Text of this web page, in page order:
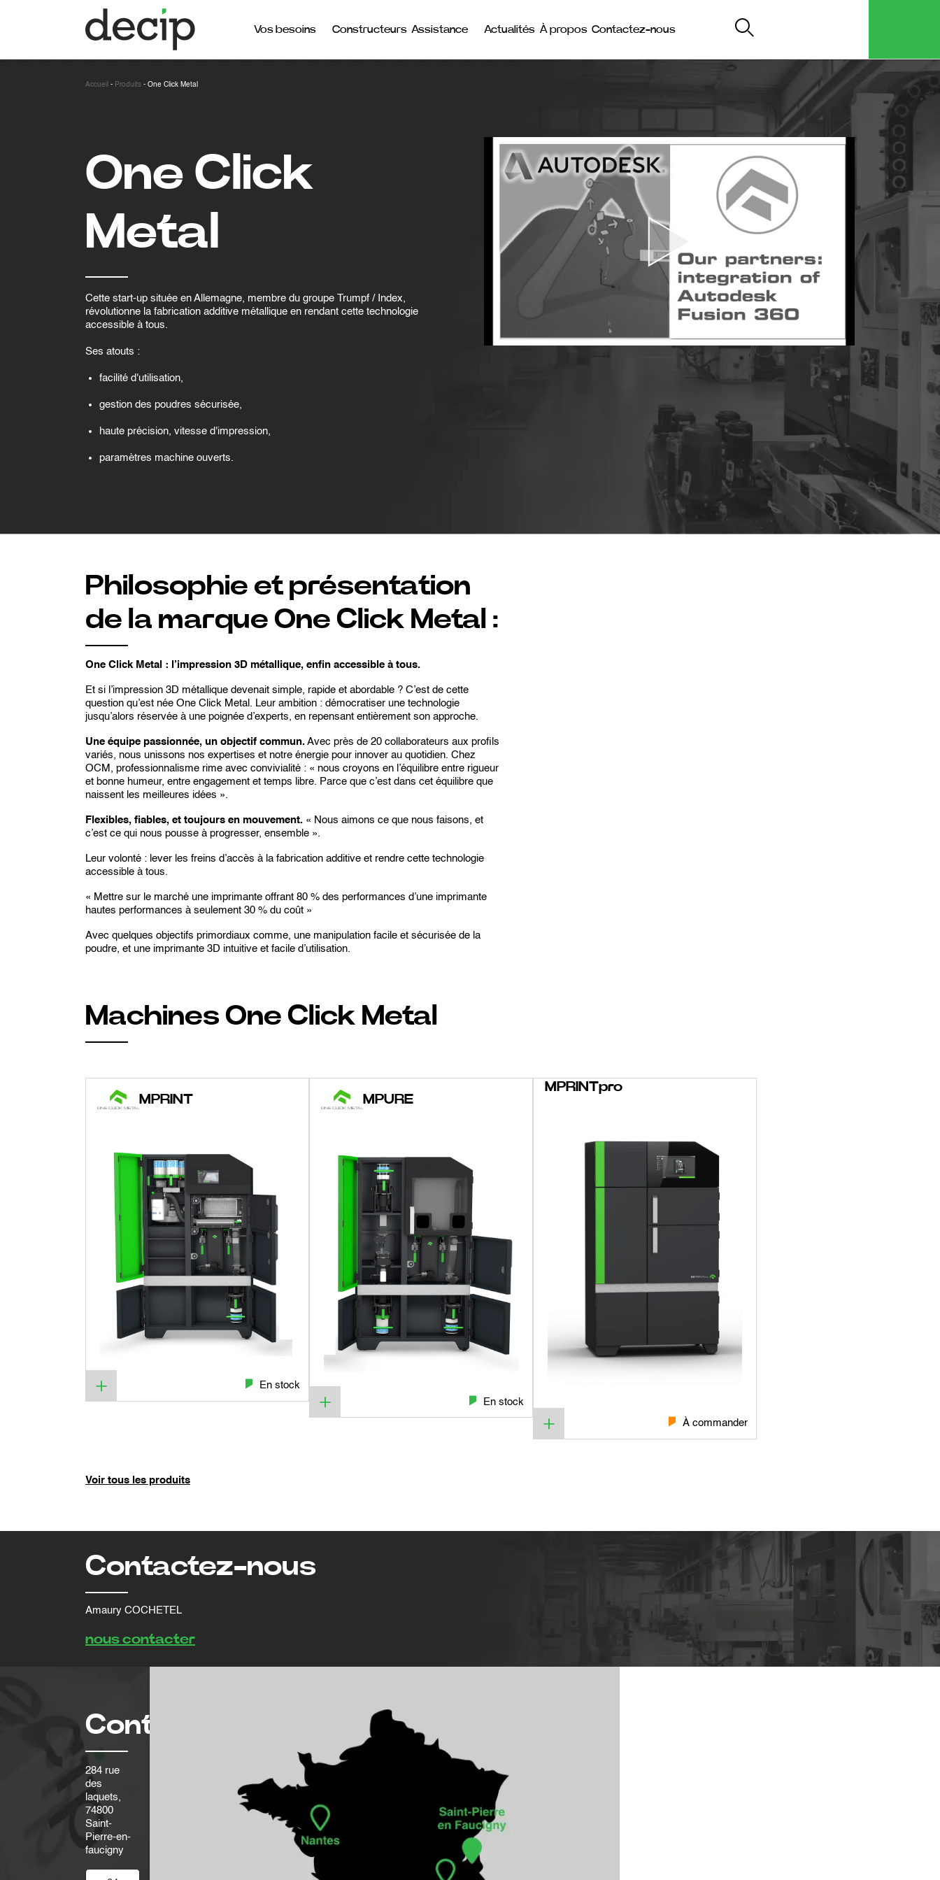
Vos besoins Constructeurs Assistance Actualités À propos Contactez-nous
Accueil - Produits - One Click Metal
One Click
Metal
Cette start-up située en Allemagne, membre du groupe Trumpf / Index,
révolutionne la fabrication additive métallique en rendant cette technologie
accessible à tous.
Ses atouts :
facilité d'utilisation,
gestion des poudres sécurisée,
haute précision, vitesse d'impression,
paramètres machine ouverts.
Philosophie et présentation
de la marque One Click Metal :
One Click Metal : l’impression 3D métallique, enfin accessible à tous.
Et si l’impression 3D métallique devenait simple, rapide et abordable ? C’est de cette
question qu’est née One Click Metal. Leur ambition : démocratiser une technologie
jusqu’alors réservée à une poignée d’experts, en repensant entièrement son approche.
Une équipe passionnée, un objectif commun. Avec près de 20 collaborateurs aux profils
variés, nous unissons nos expertises et notre énergie pour innover au quotidien. Chez
OCM, professionnalisme rime avec convivialité : « nous croyons en l’équilibre entre rigueur
et bonne humeur, entre engagement et temps libre. Parce que c’est dans cet équilibre que
naissent les meilleures idées ».
Flexibles, fiables, et toujours en mouvement. « Nous aimons ce que nous faisons, et
c’est ce qui nous pousse à progresser, ensemble ».
Leur volonté : lever les freins d’accès à la fabrication additive et rendre cette technologie
accessible à tous.
« Mettre sur le marché une imprimante offrant 80 % des performances d’une imprimante
hautes performances à seulement 30 % du coût »
Avec quelques objectifs primordiaux comme, une manipulation facile et sécurisée de la
poudre, et une imprimante 3D intuitive et facile d’utilisation.
Machines One Click Metal
MPRINT
En stock
MPURE
En stock
MPRINTpro
À commander
Voir tous les produits
Contactez-nous
Amaury COCHETEL
nous contacter
Contact
284 rue
des
laquets,
74800
Saint-
Pierre-en-
faucigny